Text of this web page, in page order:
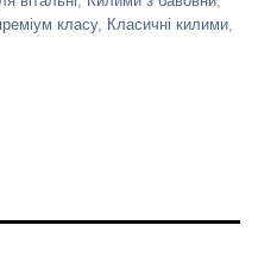
класу, Класичні килими